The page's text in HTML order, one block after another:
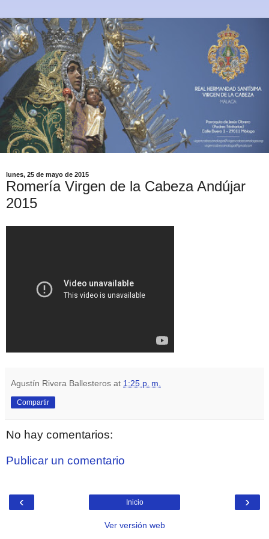
lunes, 25 de mayo de 2015
Romería Virgen de la Cabeza Andújar
2015
Agustín Rivera Ballesteros at 1:25 p. m.
Compartir
No hay comentarios:
Publicar un comentario
‹ ›
Inicio
Ver versión web